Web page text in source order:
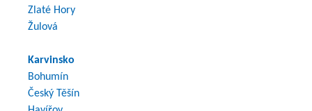
Zlaté Hory
Žulová
Karvinsko
Bohumín
Český Těšín